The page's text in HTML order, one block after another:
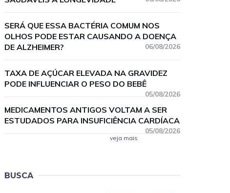
SERÁ QUE ESSA BACTÉRIA COMUM NOS
OLHOS PODE ESTAR CAUSANDO A DOENÇA
DE ALZHEIMER?
06/08/2026
TAXA DE AÇÚCAR ELEVADA NA GRAVIDEZ
PODE INFLUENCIAR O PESO DO BEBÊ
05/08/2026
MEDICAMENTOS ANTIGOS VOLTAM A SER
ESTUDADOS PARA INSUFICIÊNCIA CARDÍACA
05/08/2026
veja mais
BUSCA